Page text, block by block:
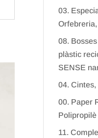
03.
08.
plàstic
SENSE
04.
00. Paper
Polipropilè
11.